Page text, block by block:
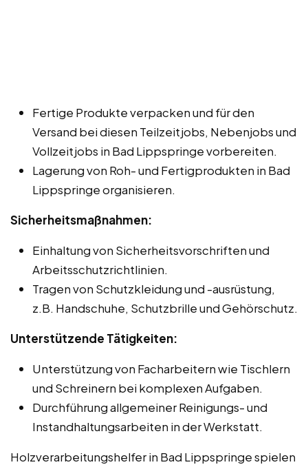
Fertige Produkte verpacken und für den
Versand bei diesen Teilzeitjobs, Nebenjobs und
Vollzeitjobs in Bad Lippspringe vorbereiten.
Lagerung von Roh- und Fertigprodukten in Bad
Lippspringe organisieren.
Sicherheitsmaßnahmen:
Einhaltung von Sicherheitsvorschriften und
Arbeitsschutzrichtlinien.
Tragen von Schutzkleidung und -ausrüstung,
z.B. Handschuhe, Schutzbrille und Gehörschutz.
Unterstützende Tätigkeiten:
Unterstützung von Facharbeitern wie Tischlern
und Schreinern bei komplexen Aufgaben.
Durchführung allgemeiner Reinigungs- und
Instandhaltungsarbeiten in der Werkstatt.
Holzverarbeitungshelfer in Bad Lippspringe spielen